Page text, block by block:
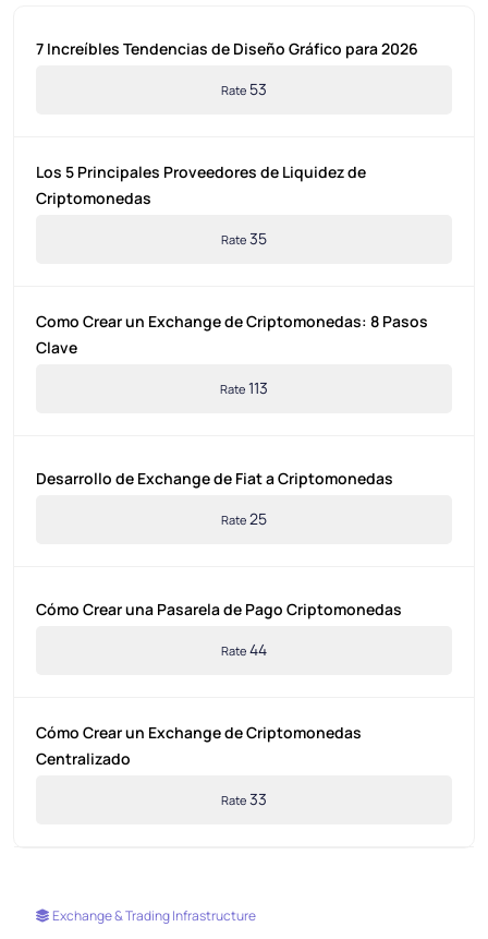
7 Increíbles Tendencias de Diseño Gráfico para 2026
Rate 53
Los 5 Principales Proveedores de Liquidez de
Criptomonedas
Rate 35
Como Crear un Exchange de Criptomonedas: 8 Pasos
Clave
Rate 113
Desarrollo de Exchange de Fiat a Criptomonedas
Rate 25
Cómo Crear una Pasarela de Pago Criptomonedas
Rate 44
Cómo Crear un Exchange de Criptomonedas
Centralizado
Rate 33
Exchange & Trading Infrastructure